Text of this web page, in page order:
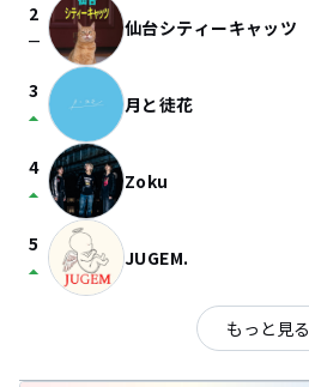
2
check_indeterminate_small 仙台シティーキャッツ
3
arrow_drop_up 月と徒花
4
arrow_drop_up Zoku
5
arrow_drop_up JUGEM.
もっと見る